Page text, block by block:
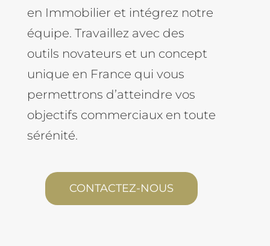
en Immobilier et intégrez notre
équipe. Travaillez avec des
outils novateurs et un concept
unique en France qui vous
permettrons d’atteindre vos
objectifs commerciaux en toute
sérénité.
CONTACTEZ-NOUS